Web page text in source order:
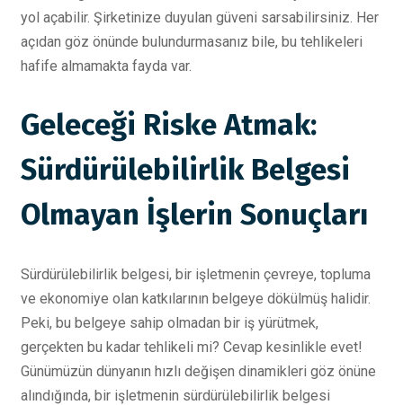
yol açabilir. Şirketinize duyulan güveni sarsabilirsiniz. Her
açıdan göz önünde bulundurmasanız bile, bu tehlikeleri
hafife almamakta fayda var.
Geleceği Riske Atmak:
Sürdürülebilirlik Belgesi
Olmayan İşlerin Sonuçları
Sürdürülebilirlik belgesi, bir işletmenin çevreye, topluma
ve ekonomiye olan katkılarının belgeye dökülmüş halidir.
Peki, bu belgeye sahip olmadan bir iş yürütmek,
gerçekten bu kadar tehlikeli mi? Cevap kesinlikle evet!
Günümüzün dünyanın hızlı değişen dinamikleri göz önüne
alındığında, bir işletmenin sürdürülebilirlik belgesi